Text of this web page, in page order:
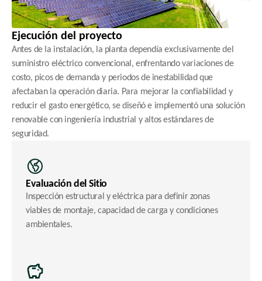
Ejecución del proyecto
Antes de la instalación, la planta dependía exclusivamente del
suministro eléctrico convencional, enfrentando variaciones de
costo, picos de demanda y periodos de inestabilidad que
afectaban la operación diaria. Para mejorar la confiabilidad y
reducir el gasto energético, se diseñó e implementó una solución
renovable con ingeniería industrial y altos estándares de
seguridad.
Evaluación del Sitio
Inspección estructural y eléctrica para definir zonas
viables de montaje, capacidad de carga y condiciones
ambientales.